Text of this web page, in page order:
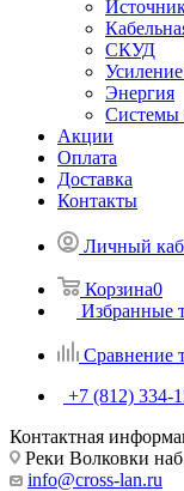
СКУД
Энергия
Системы
Акции
Оплата
Доставка
Контакты
Личный
Корзина0
Избранные
Сравнение
+7 (812) 334-
Контактная
Реки Волковки
info@cross-lan.ru